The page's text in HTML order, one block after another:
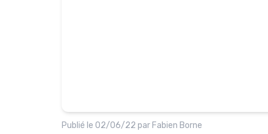
Publié le 02/06/22 par Fabien Borne